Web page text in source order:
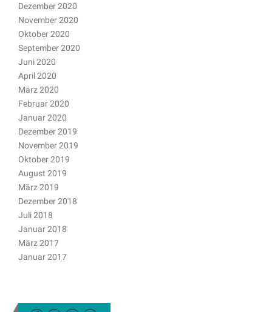
Dezember 2020
November 2020
Oktober 2020
September 2020
Juni 2020
April 2020
März 2020
Februar 2020
Januar 2020
Dezember 2019
November 2019
Oktober 2019
August 2019
März 2019
Dezember 2018
Juli 2018
Januar 2018
März 2017
Januar 2017